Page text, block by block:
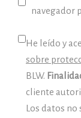
navegador
He leído y
sobre
BLW.
cliente
Los datos no